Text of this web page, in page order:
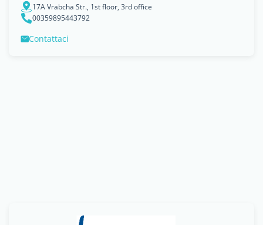
17A Vrabcha Str., 1st floor, 3rd office
00359895443792
Contattaci